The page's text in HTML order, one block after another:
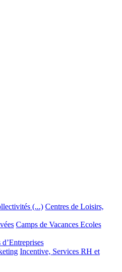
(...) Centres de Loisirs,
Camps de Vacances Ecoles
Incentive, Services RH et